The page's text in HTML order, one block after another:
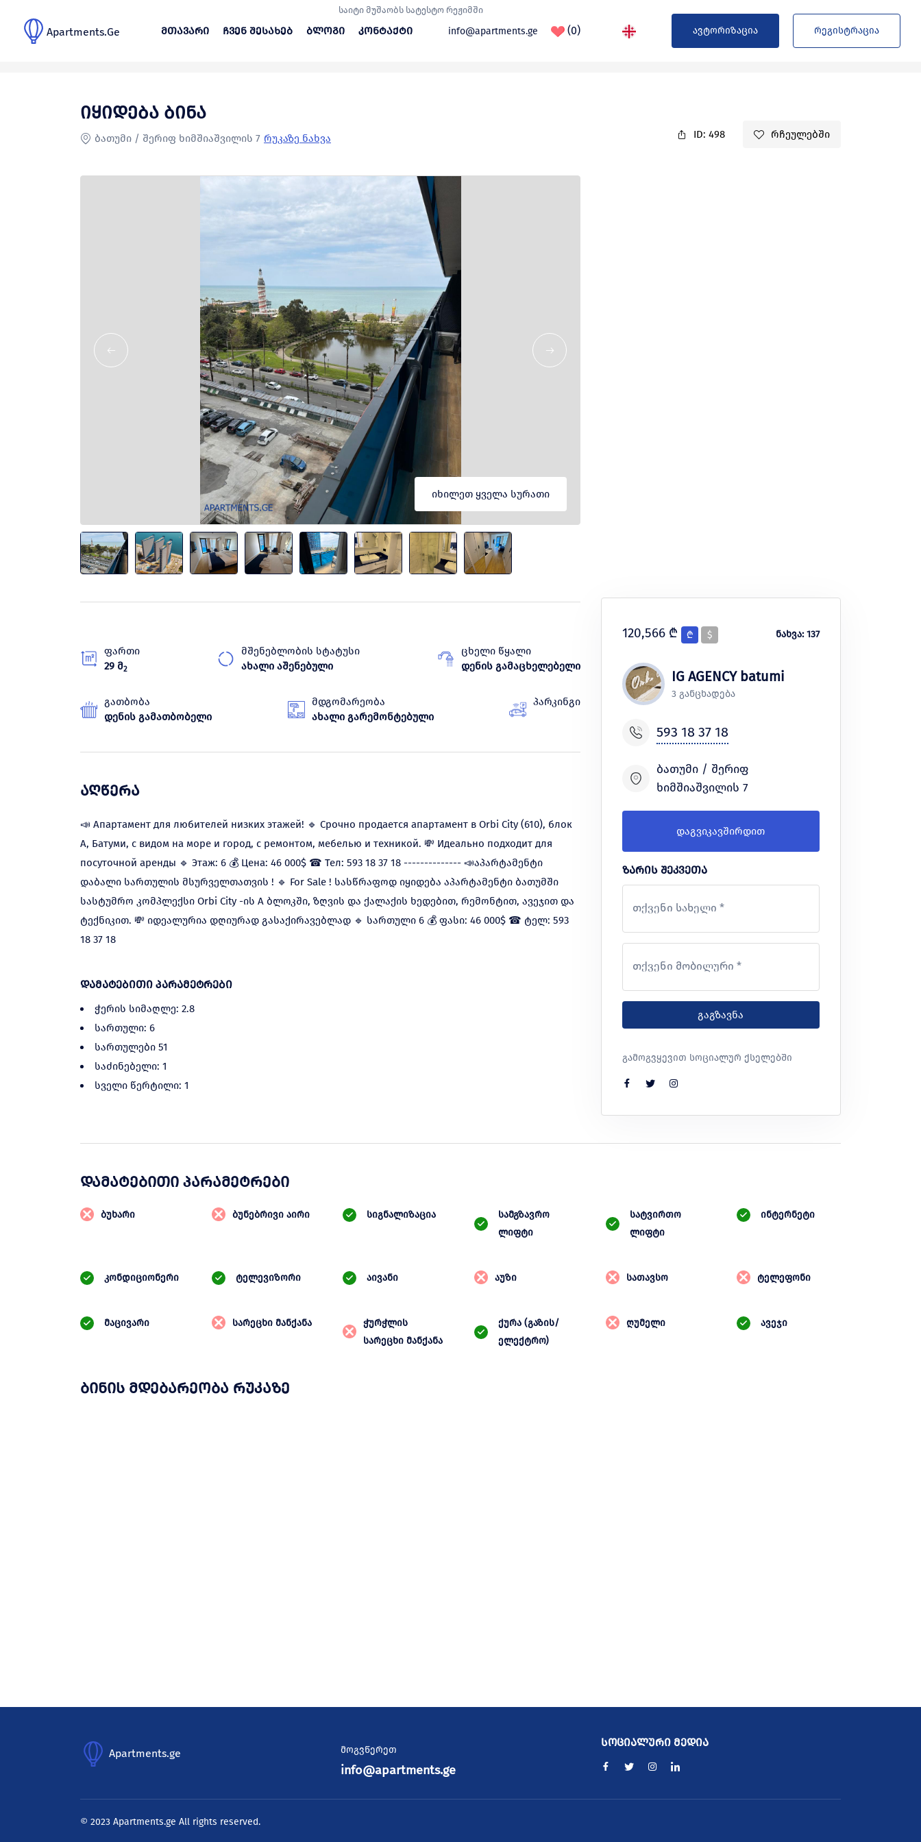
Apartments.Ge
საიტი მუშაობს სატესტო რეჟიმში
მთავარი ჩვენ შესახებ ბლოგი კონტაქტი info@apartments.ge (0) ავტორიზაცია რეგისტრაცია
იყიდება ბინა
ბათუმი / შერიფ ხიმშიაშვილის 7 რუკაზე ნახვა ID: 498 რჩეულებში
იხილეთ ყველა სურათი
ფართი
29 მ2
მშენებლობის სტატუსი
ახალი აშენებული
ცხელი წყალი
დენის გამაცხელებელი
გათბობა
დენის გამათბობელი
მდგომარეობა
ახალი გარემონტებული
პარკინგი
აღწერა
📣 Апартамент для любителей низких этажей! 🔹 Срочно продается апартамент в Orbi City (610), блок
A, Батуми, с видом на море и город, с ремонтом, мебелью и техникой. 💸 Идеально подходит для
посуточной аренды 🔹 Этаж: 6 💰 Цена: 46 000$ ☎ Тел: 593 18 37 18 -------------- 📣აპარტამენტი
დაბალი სართულის მსურველთათვის ! 🔹 For Sale ! სასწრაფოდ იყიდება აპარტამენტი ბათუმში
სასტუმრო კომპლექსი Orbi City -ის A ბლოკში, ზღვის და ქალაქის ხედებით, რემონტით, ავეჯით და
ტექნიკით. 💸 იდეალურია დღიურად გასაქირავებლად 🔹 სართული 6 💰 ფასი: 46 000$ ☎ ტელ: 593
18 37 18
დამატებითი პარამეტრები
ჭერის სიმაღლე: 2.8
სართული: 6
სართულები 51
საძინებელი: 1
სველი წერტილი: 1
120,566 ₾ ₾ $ ნახვა: 137
IG AGENCY batumi
3 განცხადება
593 18 37 18
ბათუმი / შერიფ
ხიმშიაშვილის 7
დაგვიკავშირდით
ზარის შეკვეთა
თქვენი სახელი *
თქვენი მობილური *
გაგზავნა
გამოგვყევით სოციალურ ქსელებში
დამატებითი პარამეტრები
ბუხარი ბუნებრივი აირი სიგნალიზაცია
სამგზავრო
ლიფტი
სატვირთო
ლიფტი
ინტერნეტი
კონდიციონერი ტელევიზორი აივანი აუზი სათავსო ტელეფონი
მაცივარი სარეცხი მანქანა
ჭურჭლის
სარეცხი მანქანა
ქურა (გაზის/
ელექტრო)
ღუმელი ავეჯი
ბინის მდებარეობა რუკაზე
Apartments.ge მოგვწერეთ
info@apartments.ge
სოციალური მედია
© 2023 Apartments.ge All rights reserved.